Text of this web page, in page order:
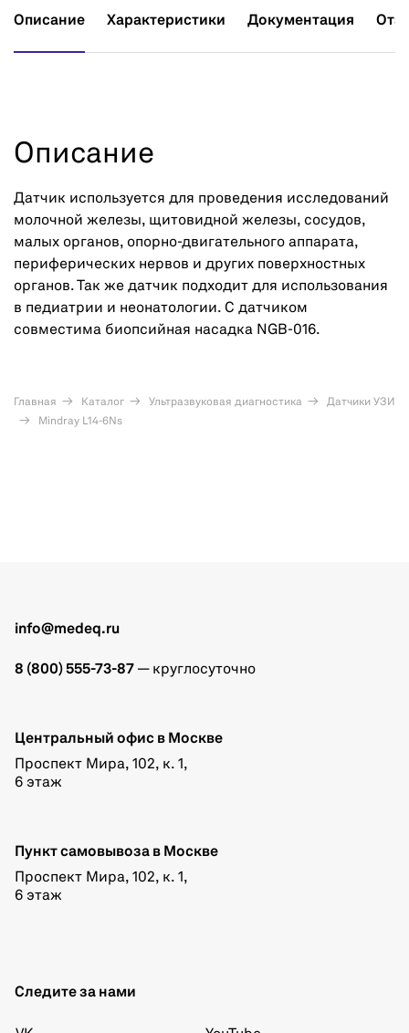
Описание Характеристики Документация
Описание
Датчик используется для проведения исследований
молочной железы, щитовидной железы, сосудов,
малых органов, опорно-двигательного аппарата,
периферических нервов и других поверхностных
органов. Так же датчик подходит для использования
в педиатрии и неонатологии. С датчиком
совместима биопсийная насадка NGB-016.
Главная Каталог Ультразвуковая диагностика
Датчики УЗИ
Mindray L14-6Ns
info@medeq.ru
8 (800) 555-73-87 — круглосуточно
Центральный офис в Москве
Проспект Мира, 102, к. 1,
6 этаж
Пункт самовывоза в Москве
Проспект Мира, 102, к. 1,
6 этаж
Следите за нами